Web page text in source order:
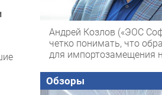
Андрей Козлов («ЭОС
четко понимать, что
для импортозамещения
Обзоры